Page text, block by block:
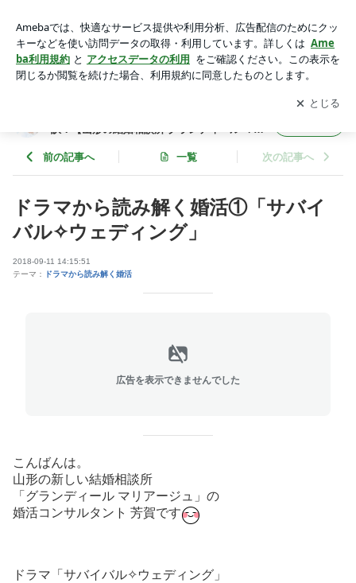
形の婚活コンサルタントが教える婚活の秘訣！【山形の結婚相
談所 グランディール マリアージュ】
アプリをダウンロードして ブログの更新通知
を受け取りまし
ょう。
開く
訣！【山形の結婚相談所 グランディール マリ
前の記事へ 一覧 次の記事へ
ドラマから読み解く婚活①「サバイ
バル✧ウェディング」
2018-09-11 14:15:51
テーマ：
ドラマから読み解く婚活
広告を表示できませんでした
こんばんは。
山形の新しい結婚相談所
「グランディール マリアージュ」の
婚活コンサルタント 芳賀です
ドラマ「サバイバル✧ウェディング」